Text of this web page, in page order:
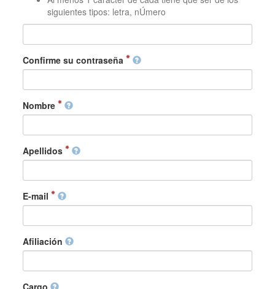
siguientes tipos: letra, nÚmero
Confirme su contraseña
Nombre
Apellidos
E-mail
Afiliación
Cargo